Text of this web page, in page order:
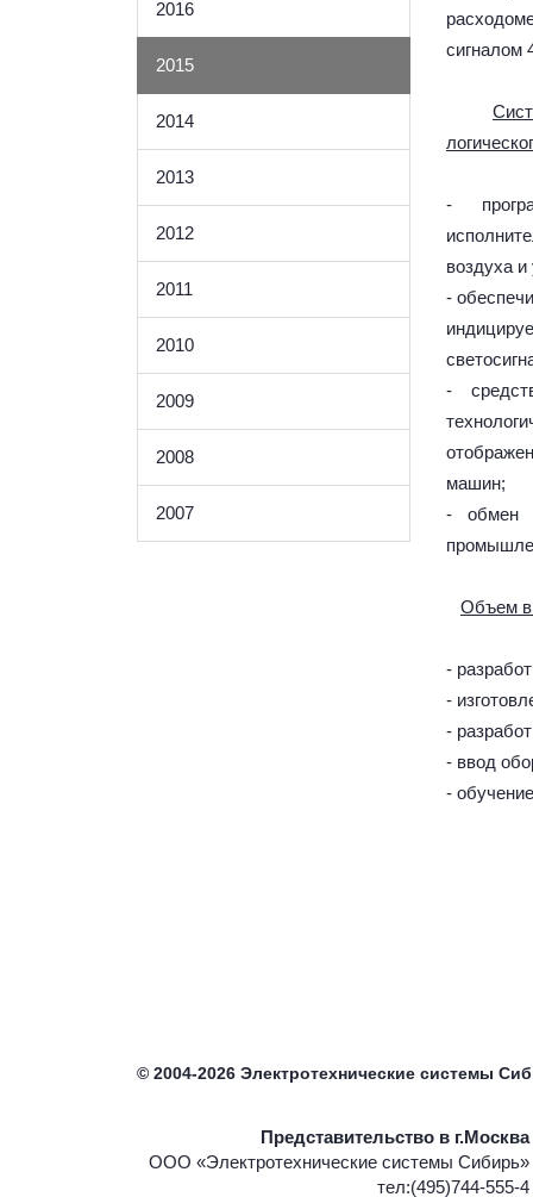
2016
2015
2014
2013
2012
2011
2010
2009
2008
2007
-
воздуха
-
-
машин;
- обмен
Объем
-
-
-
- ввод
-
© 2004-2026 Электротехнические системы
Представительство в г.Москва
ООО «Электротехнические системы Сибирь»
тел:(495)744-555-4